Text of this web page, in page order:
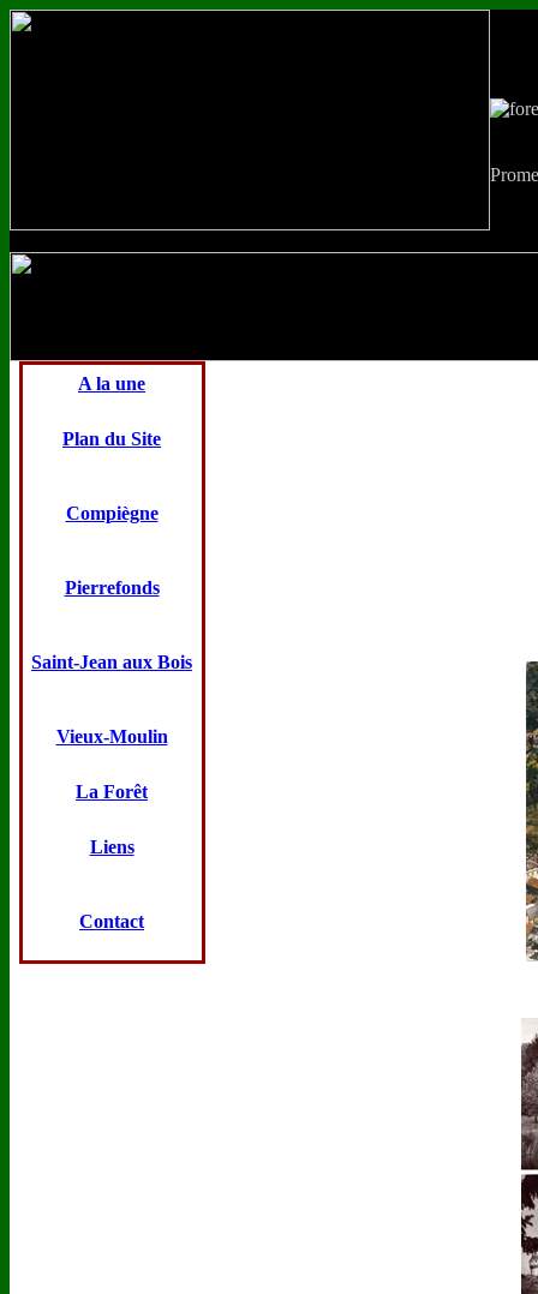
A la une
Plan du Site
Compiègne
Pierrefonds
Saint-Jean aux Bois
Vieux-Moulin
La Forêt
Liens
Contact